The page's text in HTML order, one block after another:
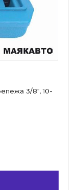
3/8", 10-